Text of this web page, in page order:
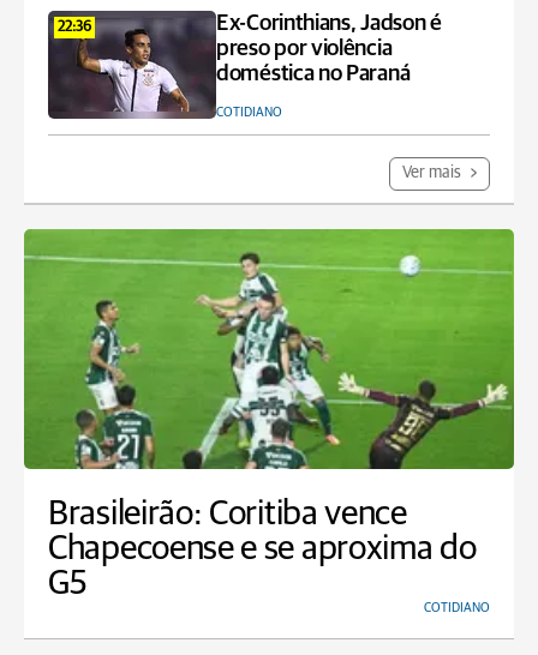
22:36
Ex-Corinthians, Jadson é
preso por violência
doméstica no Paraná
COTIDIANO
Ver mais
Brasileirão: Coritiba vence
Chapecoense e se aproxima do
G5
COTIDIANO